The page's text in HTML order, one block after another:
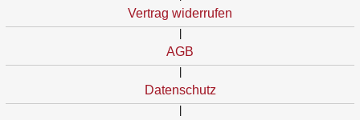
Vertrag widerrufen
AGB
Datenschutz